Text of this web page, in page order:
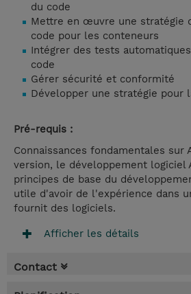
du code
Mettre en œuvre une stratégie
code pour les conteneurs
Intégrer des tests
code
Gérer sécurité et conformité
Développer une stratégie pour
Pré-requis :
Connaissances fondamentales sur
version, le développement logiciel
principes de base du
utile d'avoir de l'expérience dans
fournit des logiciels.
Afficher les détails
Contact